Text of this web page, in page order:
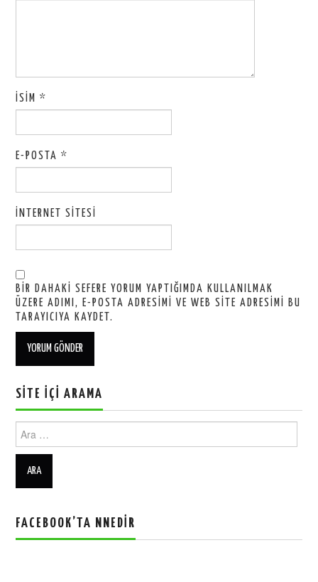
İSIM*
E-POSTA*
İNTERNET SITESI
BIR DAHAKI SEFERE YORUM YAPTIĞIMDA KULLANILMAK
ÜZERE ADIMI, E-POSTA ADRESIMI VE WEB SITE ADRESIMI BU
TARAYICIYA KAYDET.
SITE İÇI ARAMA
Ara:
FACEBOOK’TA NNEDIR